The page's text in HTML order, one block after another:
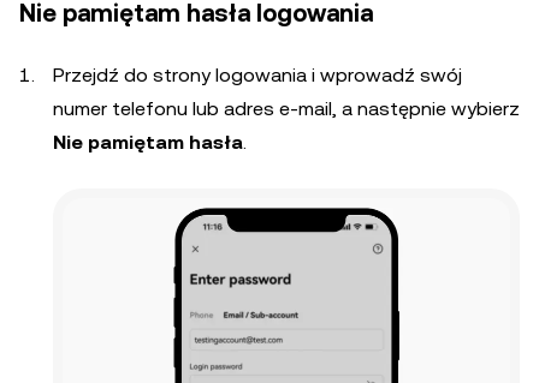
Nie pamiętam hasła logowania
Przejdź do strony logowania i wprowadź swój
numer telefonu lub adres e-mail, a następnie wybierz
Nie pamiętam hasła.